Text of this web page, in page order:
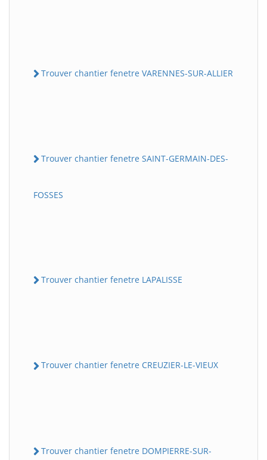
Trouver chantier fenetre VARENNES-SUR-ALLIER
Trouver chantier fenetre SAINT-GERMAIN-DES-
FOSSES
Trouver chantier fenetre LAPALISSE
Trouver chantier fenetre CREUZIER-LE-VIEUX
Trouver chantier fenetre DOMPIERRE-SUR-